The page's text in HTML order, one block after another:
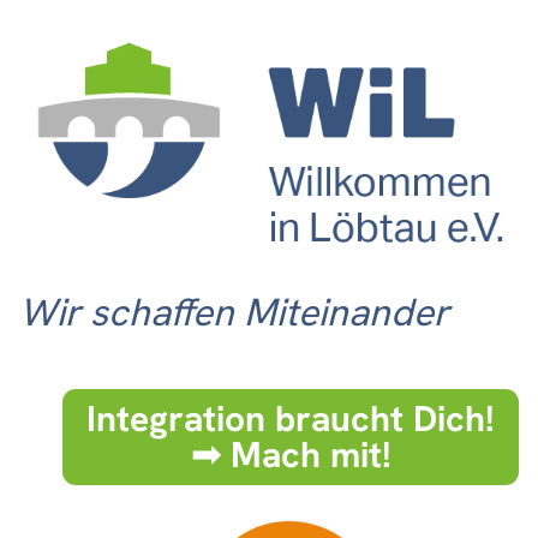
Wir schaffen Miteinander
Integration braucht Dich!
➟ Mach mit!